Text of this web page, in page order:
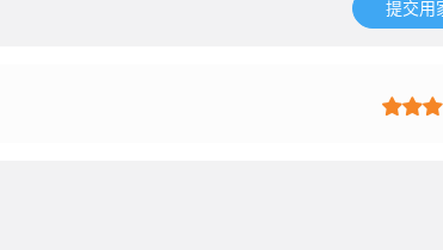
提交用